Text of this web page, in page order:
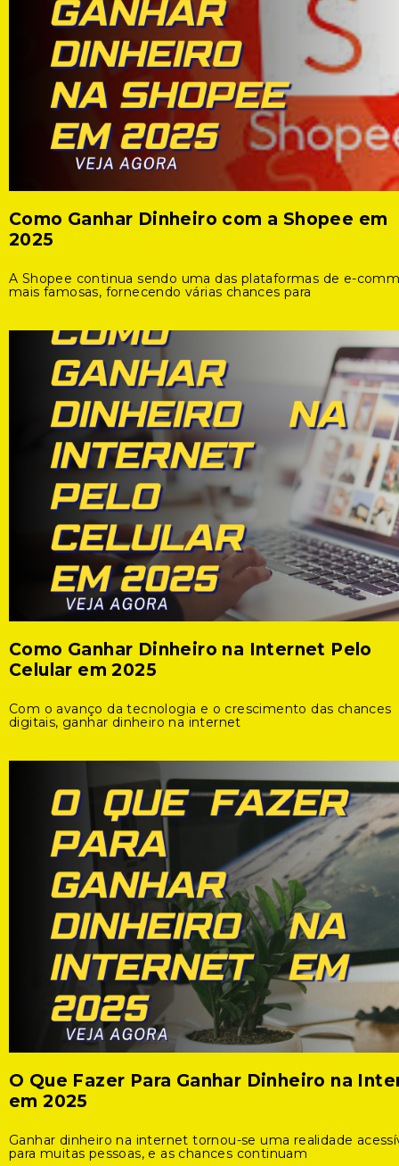
Como Ganhar Dinheiro com a Shopee em
2025
A Shopee continua sendo uma das plataformas de e-
mais famosas, fornecendo várias chances para
Como Ganhar Dinheiro na Internet Pelo
Celular em 2025
Com o avanço da tecnologia e o crescimento das chances
digitais, ganhar dinheiro na internet
O Que Fazer Para Ganhar Dinheiro na
em 2025
Ganhar dinheiro na internet tornou-se uma realidade
para muitas pessoas, e as chances continuam